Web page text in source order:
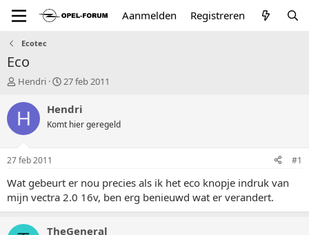
Aanmelden Registreren
Ecotec
Eco
T
p
t
a
r
t
e
Hendri
S
a
t
u
m
27 feb 2011
H Hendri
Komt hier geregeld
27 feb 2011 #1
Wat gebeurt er nou precies als ik het eco knopje indruk van
mijn vectra 2.0 16v, ben erg benieuwd wat er verandert.
TheGeneral